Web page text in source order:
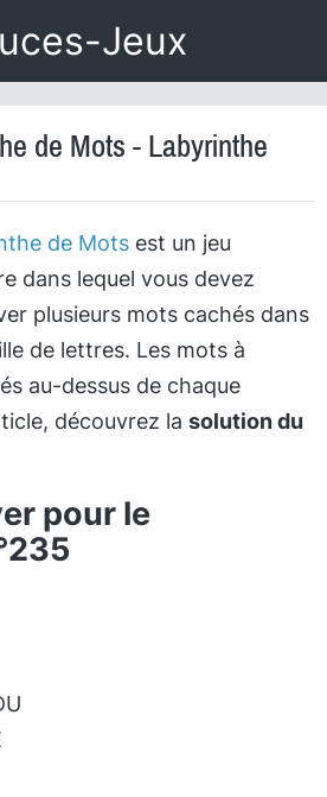
Jeux
de Mots - Labyrinthe
de Motsest un jeu
dans lequel vous devez
plusieurs mots cachés dans
de lettres. Les mots à
au-dessus de chaque
découvrez la solution du
pour le